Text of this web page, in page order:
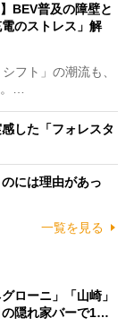
BEV普及の障壁と
のストレス」解
フト」の潮流も、
。…
した「フォレスタ
には理由があっ
一覧を見る
ローニ」「山崎」
の隠れ家バーで1…